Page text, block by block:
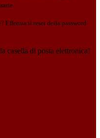
Effettua il reset della password
casella di posta elettronica!